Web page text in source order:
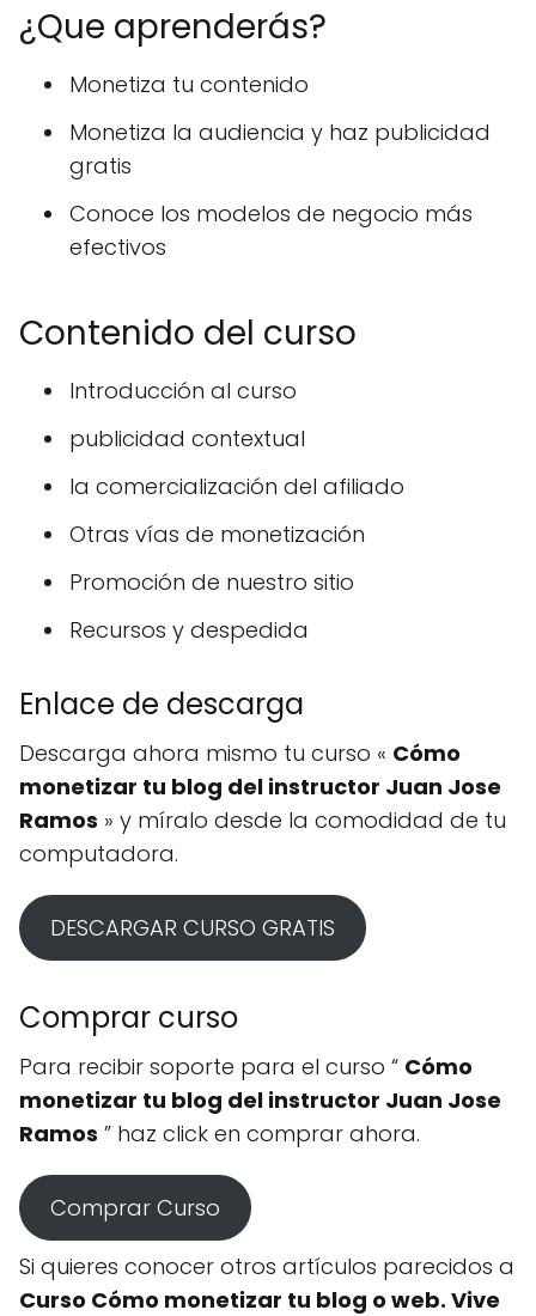
¿Que aprenderás?
Monetiza tu contenido
Monetiza la audiencia y haz publicidad
gratis
Conoce los modelos de negocio más
efectivos
Contenido del curso
Introducción al curso
publicidad contextual
la comercialización del afiliado
Otras vías de monetización
Promoción de nuestro sitio
Recursos y despedida
Enlace de descarga
Descarga ahora mismo tu curso « Cómo
monetizar tu blog del instructor Juan Jose
Ramos » y míralo desde la comodidad de tu
computadora.
DESCARGAR CURSO GRATIS
Comprar curso
Para recibir soporte para el curso “ Cómo
monetizar tu blog del instructor Juan Jose
Ramos ” haz click en comprar ahora.
Comprar Curso
Si quieres conocer otros artículos parecidos a
Curso Cómo monetizar tu blog o web. Vive